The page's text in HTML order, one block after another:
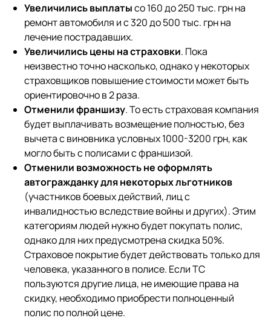
Увеличились выплатысо 160 до 250 тыс. грн на
ремонт автомобиля и с 320 до 500 тыс. грн на
лечение пострадавших.
Увеличились цены на страховки. Пока
неизвестно точно насколько, однако у некоторых
страховщиков повышение стоимости может быть
ориентировочно в 2 раза.
Отменили франшизу. То есть страховая компания
будет выплачивать возмещение полностью, без
вычета с виновника условных 1000-3200 грн, как
могло быть с полисами с франшизой.
Отменили возможность не оформлять
автогражданку для некоторых льготников
(участников боевых действий, лиц с
инвалидностью вследствие войны и других). Этим
категориям людей нужно будет покупать полис,
однако для них предусмотрена скидка 50%.
Страховое покрытие будет действовать только для
человека, указанного в полисе. Если ТС
пользуются другие лица, не имеющие права на
скидку, необходимо приобрести полноценный
полис по полной цене.